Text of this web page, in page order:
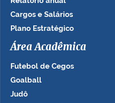
Cargos e Salários
Plano Estratégico
Área Acadêmica
Futebol de Cegos
Goalball
Judô